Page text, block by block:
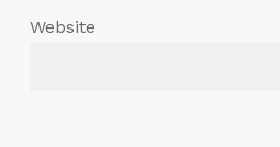
Website